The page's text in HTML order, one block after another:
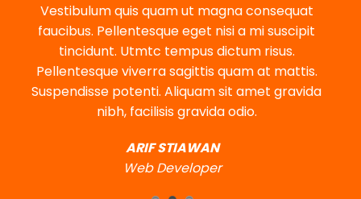
Vestibulum quis quam ut magna consequat
faucibus. Pellentesque eget nisi a mi suscipit
tincidunt. Utmtc tempus dictum risus.
Pellentesque viverra sagittis quam at mattis.
Suspendisse potenti. Aliquam sit amet gravida
nibh, facilisis gravida odio.
ARIF STIAWAN
Web Developer